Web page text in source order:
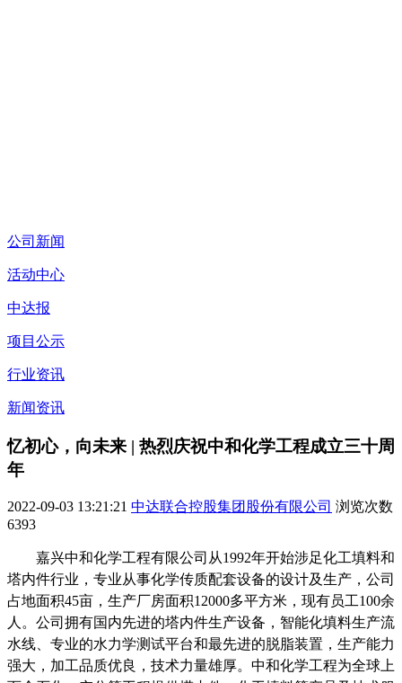
公司新闻
活动中心
中达报
项目公示
行业资讯
新闻资讯
忆初心，向未来 | 热烈庆祝中和化学工程成立三十周
年
2022-09-03 13:21:21 中达联合控股集团股份有限公司 浏览次数
6393
嘉兴中和化学工程有限公司从1992年开始涉足化工填料和
塔内件行业，专业从事化学传质配套设备的设计及生产，公司
占地面积45亩，生产厂房面积12000多平方米，现有员工100余
人。公司拥有国内先进的塔内件生产设备，智能化填料生产流
水线、专业的水力学测试平台和最先进的脱脂装置，生产能力
强大，加工品质优良，技术力量雄厚。中和化学工程为全球上